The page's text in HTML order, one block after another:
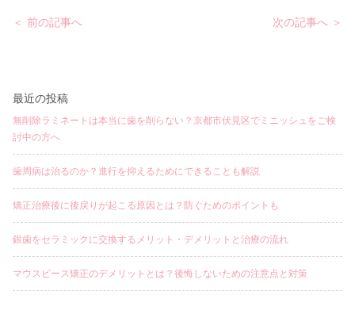
投
ョ
＜ 前の記事へ 次の記事へ ＞
最近の投稿
無削除ラミネートは本当に歯を削らない？京都市伏見区でミニッシュをご検
討中の方へ
歯周病は治るのか？進行を抑えるためにできることも解説
矯正治療後に後戻りが起こる原因とは？防ぐためのポイントも
銀歯をセラミックに交換するメリット・デメリットと治療の流れ
マウスピース矯正のデメリットとは？後悔しないための注意点と対策